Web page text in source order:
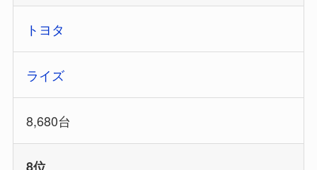
トヨタ
ライズ
8,680台
8位